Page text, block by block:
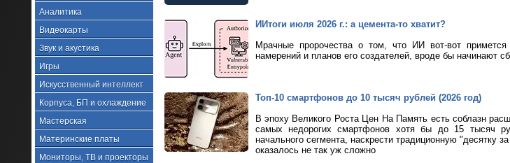
Аналитика
Видеокарты
Звук и акустика
Игры
Искусственный интеллект
Корпуса, БП и охлаждение
Мастерская
Материнские платы
Мониторы, ТВ и проекторы
ИИтоги июля 2026 г.: а цемента-то хватит?
Мрачные пророчества о том, что ИИ вот-вот
намерений и планов его создателей, вроде бы начинают
Топ-10 смартфонов до 10 тысяч рублей (2026 год)
В эпоху Великого Роста Цен На Память есть соблазн
самых недорогих смартфонов хотя бы до 15 тысяч
начального сегмента, наскрести традиционную
оказалось не так уж сложно